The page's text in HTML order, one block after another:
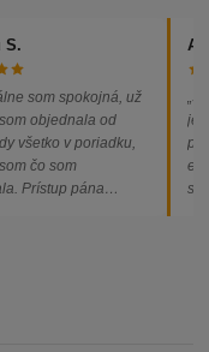
S.
som spokojná, už
objednala od
všetko v poriadku,
čo som
Prístup pána
Vrele odporúčam!“